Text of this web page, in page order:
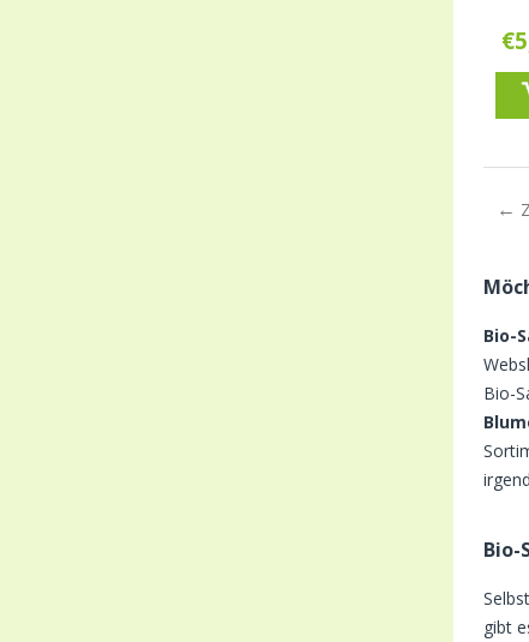
€
Bio-
Bio-
Bio-
gibt